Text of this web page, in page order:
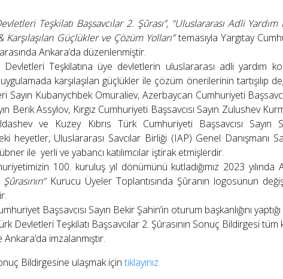
Teşkilatı Başsavcılar 2. Şûrası”, “Uluslararası Adli
Karşılaşılan Güçlükler ve Çözüm Yolları”temasıyla Yargıtay
Ankara’da düzenlenmiştir.
Teşkilatına üye devletlerin uluslararası adli yardım
karşılaşılan güçlükler ile çözüm önerilerinin tartışılıp
Sayın Kubanychbek Omuraliev, Azerbaycan Cumhuriyeti
Berik Assylov, Kırgız Cumhuriyeti Başsavcısı Sayın Zulushev
ve Kuzey Kıbrıs Türk Cumhuriyeti Başsavcısı
heyetler, Uluslararası Savcılar Birliği (IAP) Genel
ile yerli ve yabancı katılımcılar iştirak etmişlerdir.
100. kuruluş yıl dönümünü kutladığımız 2023 yılında
Kurucu Üyeler Toplantısında Şûranın logosunun
Başsavcısı Sayın Bekir Şahin’in oturum başkanlığını
Devletleri Teşkilatı Başsavcılar 2. Şûrasının Sonuç Bildirgesi tüm
imzalanmıştır.
Bildirgesine ulaşmak içintıklayınız.